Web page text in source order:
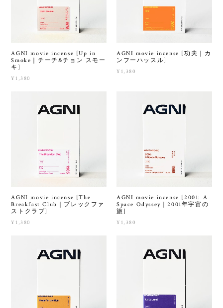
AGNI movie incense [Up in
Smoke｜チーチ&チョン スモー
キ]
¥1,380
AGNI movie incense [功夫｜カ
ンフーハッスル]
¥1,380
AGNI movie incense [The
Breakfast Club｜ブレックファ
ストクラブ]
¥1,380
AGNI movie incense [2001: A
Space Odyssey｜2001年宇宙の
旅]
¥1,380